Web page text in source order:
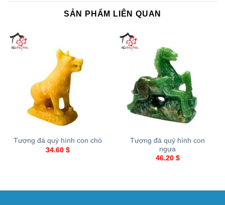
SẢN PHẨM LIÊN QUAN
Tượng đá quý hình con chó
34.60 $
Tượng đá quý hình con
ngựa
46.20 $